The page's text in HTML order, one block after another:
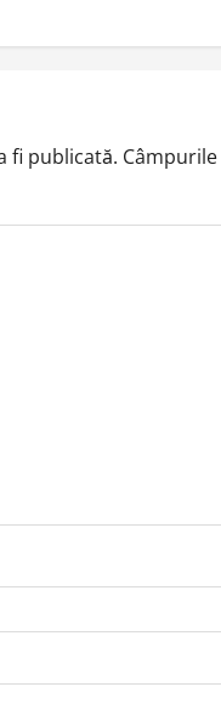
fi publicată.